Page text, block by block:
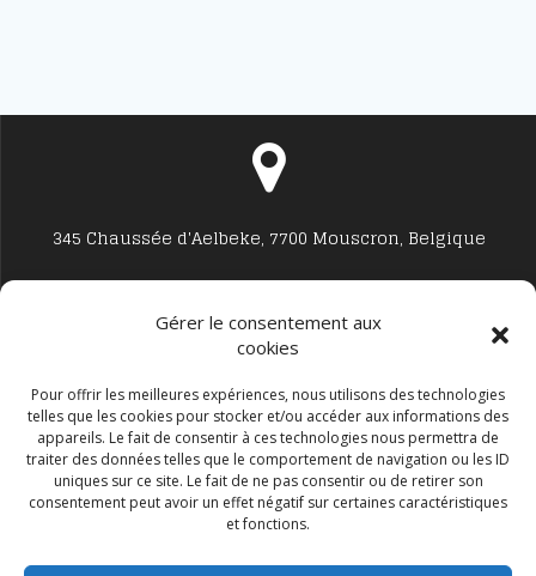
Gérer le consentement aux
cookies
Pour offrir les meilleures expériences, nous utilisons des technologies
telles que les cookies pour stocker et/ou accéder aux informations des
appareils. Le fait de consentir à ces technologies nous permettra de
traiter des données telles que le comportement de navigation ou les ID
uniques sur ce site. Le fait de ne pas consentir ou de retirer son
consentement peut avoir un effet négatif sur certaines caractéristiques
et fonctions.
345 Chaussée d'Aelbeke, 7700 Mouscron, Belgique
Studio7700@live.be